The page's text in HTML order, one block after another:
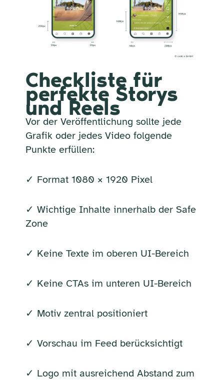
Checkliste für
perfekte Storys
und Reels
Vor der Veröffentlichung sollte jede
Grafik oder jedes Video folgende
Punkte erfüllen:
✓ Format 1080 × 1920 Pixel
✓ Wichtige Inhalte innerhalb der Safe
Zone
✓ Keine Texte im oberen UI-Bereich
✓ Keine CTAs im unteren UI-Bereich
✓ Motiv zentral positioniert
✓ Vorschau im Feed berücksichtigt
✓ Logo mit ausreichend Abstand zum